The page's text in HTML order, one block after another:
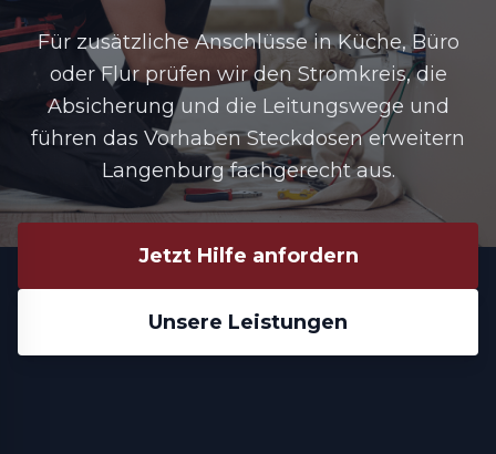
Für zusätzliche Anschlüsse in Küche, Büro
oder Flur prüfen wir den Stromkreis, die
Absicherung und die Leitungswege und
führen das Vorhaben Steckdosen erweitern
Langenburg fachgerecht aus.
Jetzt Hilfe anfordern
Unsere Leistungen